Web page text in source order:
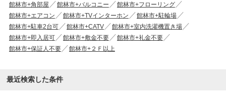
館林市+角部屋
館林市+バルコニー
館林市+フローリング
館林市+エアコン
館林市+TVインターホン
館林市+駐輪場
館林市+駐車2台可
館林市+CATV
館林市+室内洗濯機置き場
館林市+即入居可
館林市+敷金不要
館林市+礼金不要
館林市+保証人不要
館林市+２Ｆ以上
最近検索した条件